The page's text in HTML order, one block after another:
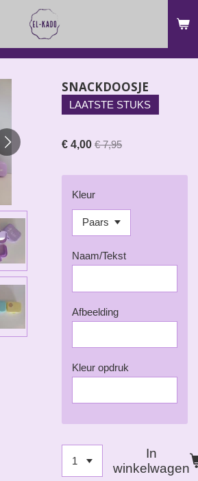
SNACKDOOSJE
LAATSTE STUKS
€ 4,00 € 7,95
Kleur
Naam/Tekst
Afbeelding
Kleur opdruk
In
winkelwagen